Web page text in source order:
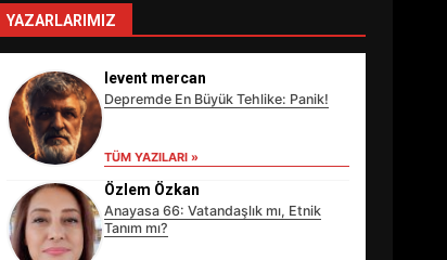
YAZARLARIMIZ
levent mercan
Depremde En Büyük Tehlike: Panik!
TÜM YAZILARI »
Özlem Özkan
Anayasa 66: Vatandaşlık mı, Etnik
Tanım mı?